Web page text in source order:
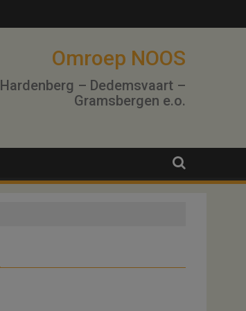
Omroep NOOS
Hardenberg – Dedemsvaart –
Gramsbergen e.o.